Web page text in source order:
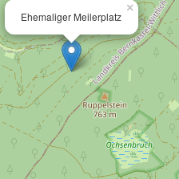
Ehemaliger Meilerplatz
×